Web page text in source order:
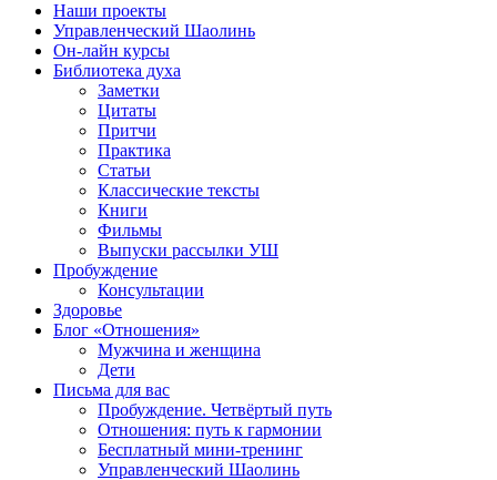
Наши проекты
Управленческий Шаолинь
Он-лайн курсы
Библиотека духа
Заметки
Цитаты
Притчи
Практика
Статьи
Классические тексты
Книги
Фильмы
Выпуски рассылки УШ
Пробуждение
Консультации
Здоровье
Блог «Отношения»
Мужчина и женщина
Дети
Письма для вас
Пробуждение. Четвёртый путь
Отношения: путь к гармонии
Бесплатный мини-тренинг
Управленческий Шаолинь